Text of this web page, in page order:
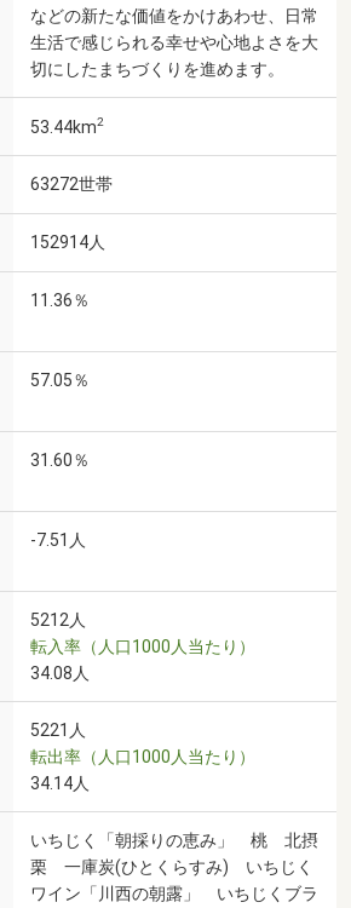
などの新たな価値をかけあわせ、日常
生活で感じられる幸せや心地よさを大
切にしたまちづくりを進めます。
53.44km2
63272世帯
152914人
11.36％
57.05％
31.60％
-7.51人
5212人
転入率（人口1000人当たり）
34.08人
5221人
転出率（人口1000人当たり）
34.14人
いちじく「朝採りの恵み」 桃 北摂
栗 一庫炭(ひとくらすみ) いちじく
ワイン「川西の朝露」 いちじくブラ